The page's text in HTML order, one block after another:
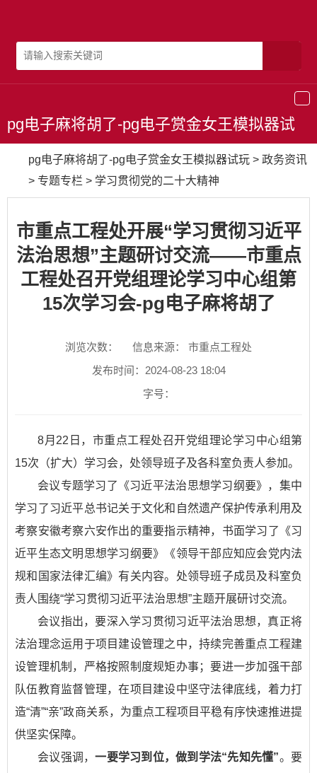
导
pg电子麻将胡了-pg电子赏金女王模拟器试
pg电子麻将胡了-pg电子赏金女王模拟器试玩 > 政务资讯
> 专题专栏 > 学习贯彻党的二十大精神
市重点工程处开展“学习贯彻习近平
法治思想”主题研讨交流——市重点
工程处召开党组理论学习中心组第
15次学习会-pg电子麻将胡了
浏览次数：
信息来源： 市重点工程处
发布时间：2024-08-23 18:04
字号：
8月22日，市重点工程处召开党组理论学习中心组第
15次（扩大）学习会，处领导班子及各科室负责人参加。
会议专题学习了《习近平法治思想学习纲要》，集中
学习了习近平总书记关于文化和自然遗产保护传承利用及
考察安徽考察六安作出的重要指示精神，书面学习了《习
近平生态文明思想学习纲要》《领导干部应知应会党内法
规和国家法律汇编》有关内容。处领导班子成员及科室负
责人围绕“学习贯彻习近平法治思想”主题开展研讨交流。
会议指出，要深入学习贯彻习近平法治思想，真正将
法治理念运用于项目建设管理之中，持续完善重点工程建
设管理机制，严格按照制度规矩办事；要进一步加强干部
队伍教育监督管理，在项目建设中坚守法律底线，着力打
造“清”“亲”政商关系，为重点工程项目平稳有序快速推进提
供坚实保障。
会议强调，一要学习到位，做到学法“先知先懂”。要